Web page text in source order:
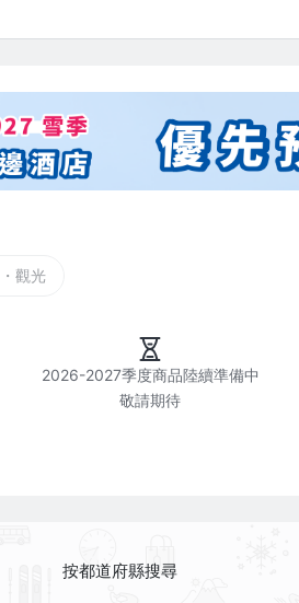
觀光
2026-2027季度商品陸續準備中
按都道府縣搜尋